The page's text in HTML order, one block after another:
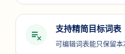
playlist_remove 支持精简目标词表
可编辑词表能只保留本